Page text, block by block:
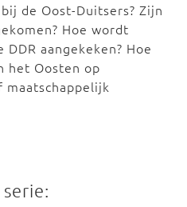
de Oost-Duitsers? Zijn
Hoe wordt
aangekeken? Hoe
het Oosten op